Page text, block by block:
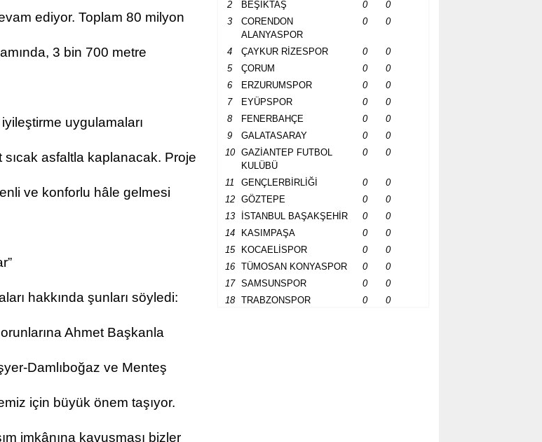
ediyor. Toplam 80 milyon
3 bin 700 metre
uygulamaları
asfaltla kaplanacak. Proje
ve konforlu hâle gelmesi
hakkında şunları söyledi:
Ahmet Başkanla
Damlıboğaz ve Menteş
için büyük önem taşıyor.
imkânına kavuşması bizler
2 BEŞİKTAŞ 0
0
3
CORENDON
ALANYASPOR
0 0
4 ÇAYKUR RİZESPOR 0
0
5
ÇORUM 0
0
6
ERZURUMSPOR 0
0
7
EYÜPSPOR 0
0
8
FENERBAHÇE 0
0
9
GALATASARAY 0
0
10
GAZİANTEP FUTBOL
KULÜBÜ
0 0
11 GENÇLERBİRLİĞİ 0
0
12
GÖZTEPE 0
0
13
İSTANBUL BAŞAKŞEHİR 0
0
14
KASIMPAŞA 0
0
15
KOCAELİSPOR 0
0
16
TÜMOSAN KONYASPOR 0
0
17
SAMSUNSPOR 0
0
18
TRABZONSPOR 0 0